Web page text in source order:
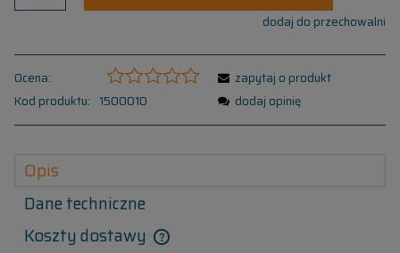
dodaj do przechowalni
Ocena:
Kod produktu: 1500010
zapytaj o produkt
dodaj opinię
Opis
Dane techniczne
Koszty dostawy